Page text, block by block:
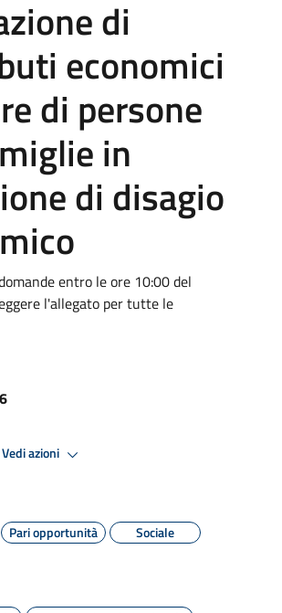
di
economici
di persone
in
di disagio
entro le ore 10:00 del
l'allegato per tutte le
Vedi azioni
Pari opportunità Sociale